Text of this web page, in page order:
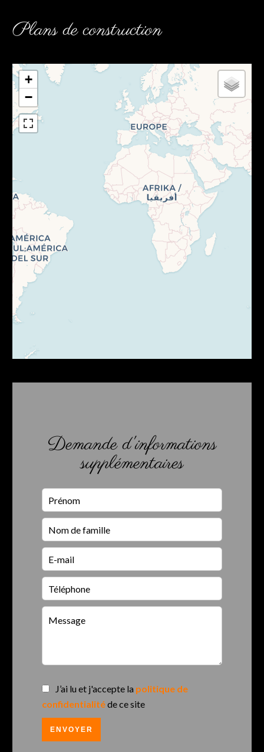
Plans de construction
+
−
Demande d'informations
supplémentaires
J’ai lu et j'accepte la politique de
confidentialitéde ce site
ENVOYER